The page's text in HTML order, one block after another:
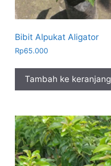
Bibit Alpukat Aligator
Rp65.000
Tambah ke keranjang